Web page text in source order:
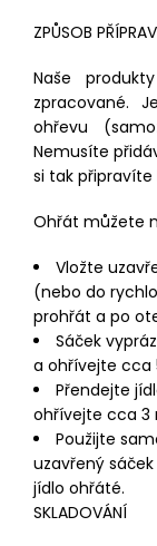
ZPŮSOB
Naše
zpracované.
ohřevu
Nemusíte
si tak
Ohřát můžete
Vložte
(nebo do
prohřát a po
Sáček
a ohřívejte cca
Přendejte
ohřívejte cca 3
Použijte
uzavřený
jídlo ohřáté.
SKLADOVÁNÍ